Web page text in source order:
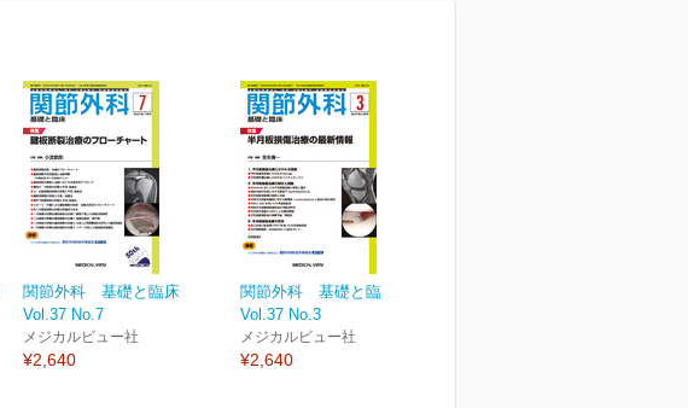
関節外科 基礎と臨床
Vol.37 No.7
メジカルビュー社
¥2,640
関節外科 基礎と臨床
Vol.37 No.3
メジカルビュー社
¥2,640